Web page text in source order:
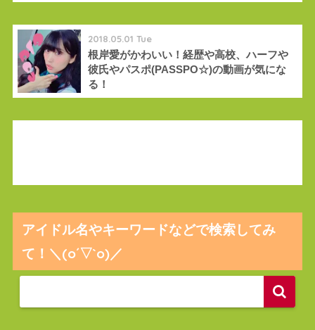
2018.05.01 Tue
根岸愛がかわいい！経歴や高校、ハーフや
彼氏やパスポ(PASSPO☆)の動画が気にな
る！
アイドル名やキーワードなどで検索してみ
て！＼(o´▽`o)／